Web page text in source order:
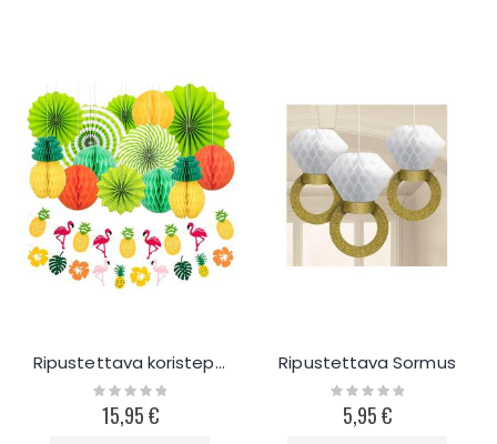
Ripustettava koristepakkaus Tropical
Rating:
0%
15,95 €
Ripustettava Sormus
Rating:
0%5,95 €